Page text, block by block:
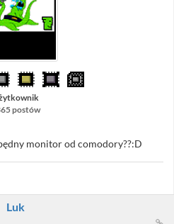
postów
monitor od comodory??:D
Luk